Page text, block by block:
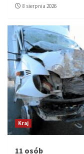
8 sierpnia 2026
Kraj
11 osób